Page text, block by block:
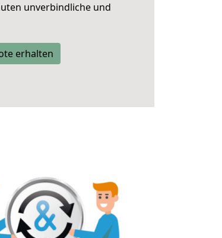
unverbindliche und
erhalten